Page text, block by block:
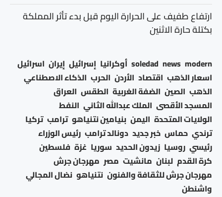
ارتفاع طفيف على الحرارة اليوم قبل بدء تأثر المملكة
بكتلة حارة الاثنين
modern
news
soledad أوكرانيا إسرائيل إيران اسرائيل
اسعار الذهب اقتصاد الأردن الحرب الذكاء الاصطناعي
الذهب الصين الضفة الغربية الطقس العراق
المسجد الأقصى الملك عبدالله الثاني النفط
الولايات المتحدة اليمن بنيامين نتنياهو ترامب تركيا
ترندي حماس خبر جديد دونالد ترامب رئيس الوزراء
رئيسي روسيا زيدون الحديد سوريا غزة فلسطين
كرة القدم لبنان مانشيت مصر مهرجان جرش
مهرجان جرش للثقافة والفنون نتنياهو نضال المجالي
واشنطن